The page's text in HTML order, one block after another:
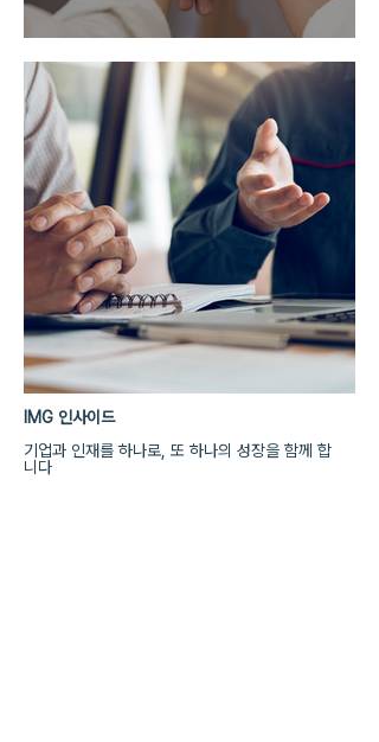
IMG 인사이드
기업과 인재를 하나로, 또 하나의 성장을 함께 합
니다